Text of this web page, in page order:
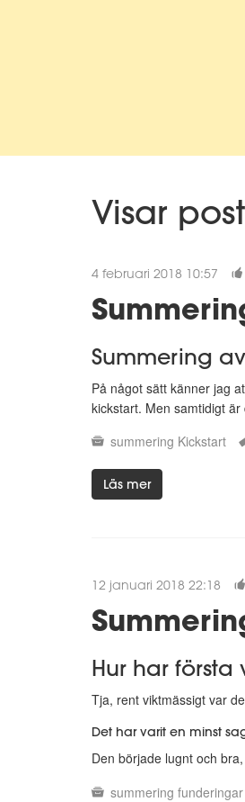
Visar
4 februari 2018 10:57
Summering
På något sätt känner jag
kickstart. Men samtidigt
summering Kickstart
Läs mer
12 januari 2018 22:18
Hur har
Tja, rent viktmässigt var
Det har varit en minst
Den började lugnt och
summering funderingar